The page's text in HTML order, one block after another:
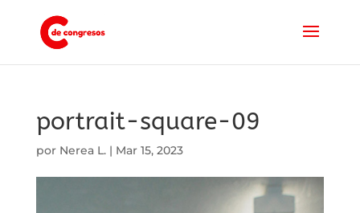
portrait-square-09
por Nerea L.| Mar 15, 2023